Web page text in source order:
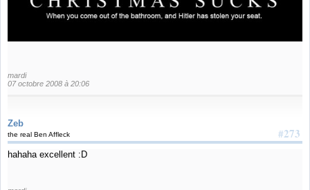
mardi
07 octobre 2008 à 20:06
Zeb
#273
the real Ben Affleck
hahaha excellent :D